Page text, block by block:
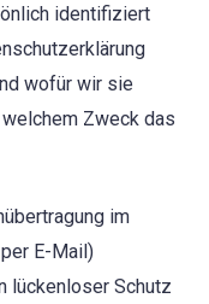
identifiziert
wofür wir sie
Zweck das
im
E-Mail)
lückenloser Schutz